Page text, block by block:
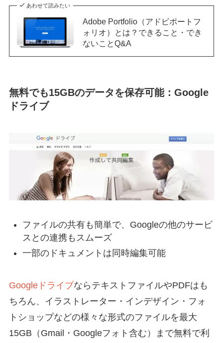
あわせて読みたい
Adobe Portfolio（アドビポートフ
ォリオ）とは？できること・でき
ないことQ&A
無料でも15GBのデータを保存可能：Google
ドライブ
ファイルの共有も簡単で、Googleの他のサービ
スとの連携もスムーズ
一部のドキュメントは同時編集可能
GoogleドライブならテキストファイルやPDFはも
ちろん、イラストレーター・インデザイン・フォ
トショップなどの様々な形式のファイルを最大
15GB（Gmail・Googleフォト含む）まで無料で利